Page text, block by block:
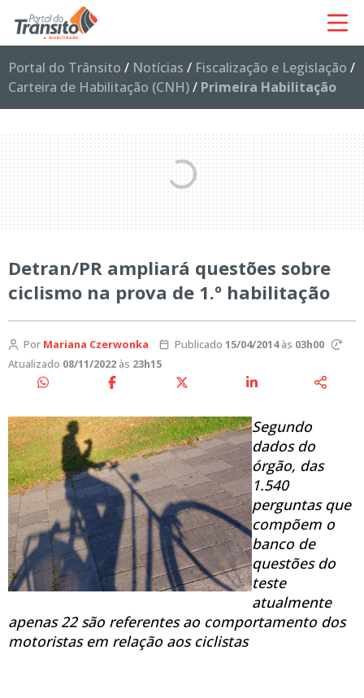
Portal do Trânsito / Notícias / Fiscalização e Legislação /
Carteira de Habilitação (CNH)/ Primeira Habilitação
Detran/PR ampliará questões sobre
ciclismo na prova de 1.º habilitação
Por Mariana Czerwonka Publicado 15/04/2014às 03h00
Atualizado 08/11/2022 às 23h15
Segundo
dados do
órgão, das
1.540
perguntas que
compõem o
banco de
questões do
teste
atualmente
apenas 22 são referentes ao comportamento dos
motoristas em relação aos ciclistas